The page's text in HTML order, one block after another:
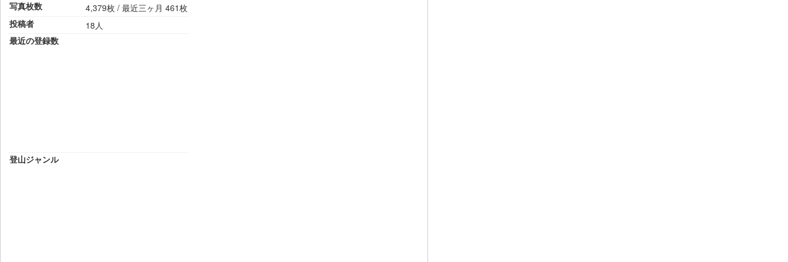
写真枚数
4,379枚 / 最近三ヶ月 461枚
投稿者
18人
最近の登録数
登山ジャンル